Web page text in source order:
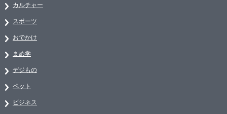
カルチャー
スポーツ
おでかけ
まめ学
デジもの
ペット
ビジネス